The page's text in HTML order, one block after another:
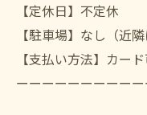
【定休日】不定休
【駐車場】なし（近
【支払い方法】カー
ーーーーーーーーー